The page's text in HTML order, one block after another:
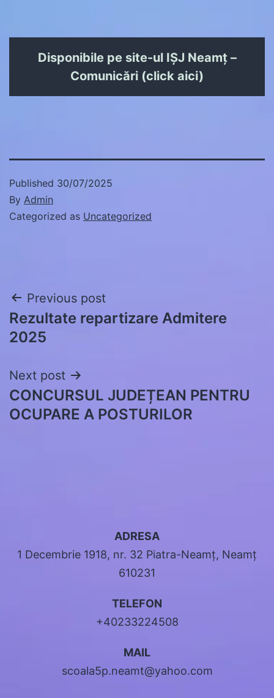
Disponibile pe site-ul IȘJ Neamț –
Comunicări (click aici)
Published 30/07/2025
By Admin
Categorized as Uncategorized
Post
navigation
Previous post
Rezultate repartizare Admitere
2025
Next post
CONCURSUL JUDEȚEAN PENTRU
OCUPARE A POSTURILOR
ADRESA
1 Decembrie 1918, nr. 32 Piatra-Neamț, Neamț
610231
TELEFON
+40233224508
MAIL
scoala5p.neamt@yahoo.com